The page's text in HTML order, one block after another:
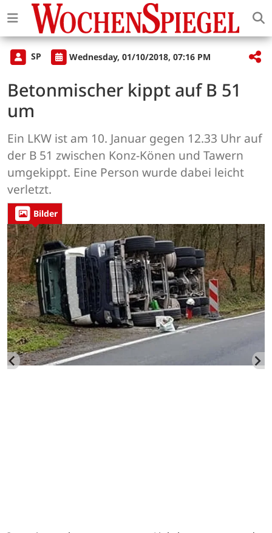
SP Wednesday, 01/10/2018, 07:16 PM
Betonmischer kippt auf B 51
um
Ein LKW ist am 10. Januar gegen 12.33 Uhr auf
der B 51 zwischen Konz-Könen und Tawern
umgekippt. Eine Person wurde dabei leicht
verletzt.
Bilder